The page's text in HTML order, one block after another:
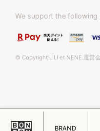
BRAND
We support the
© Copyright LILI et NENE.運営
このページ